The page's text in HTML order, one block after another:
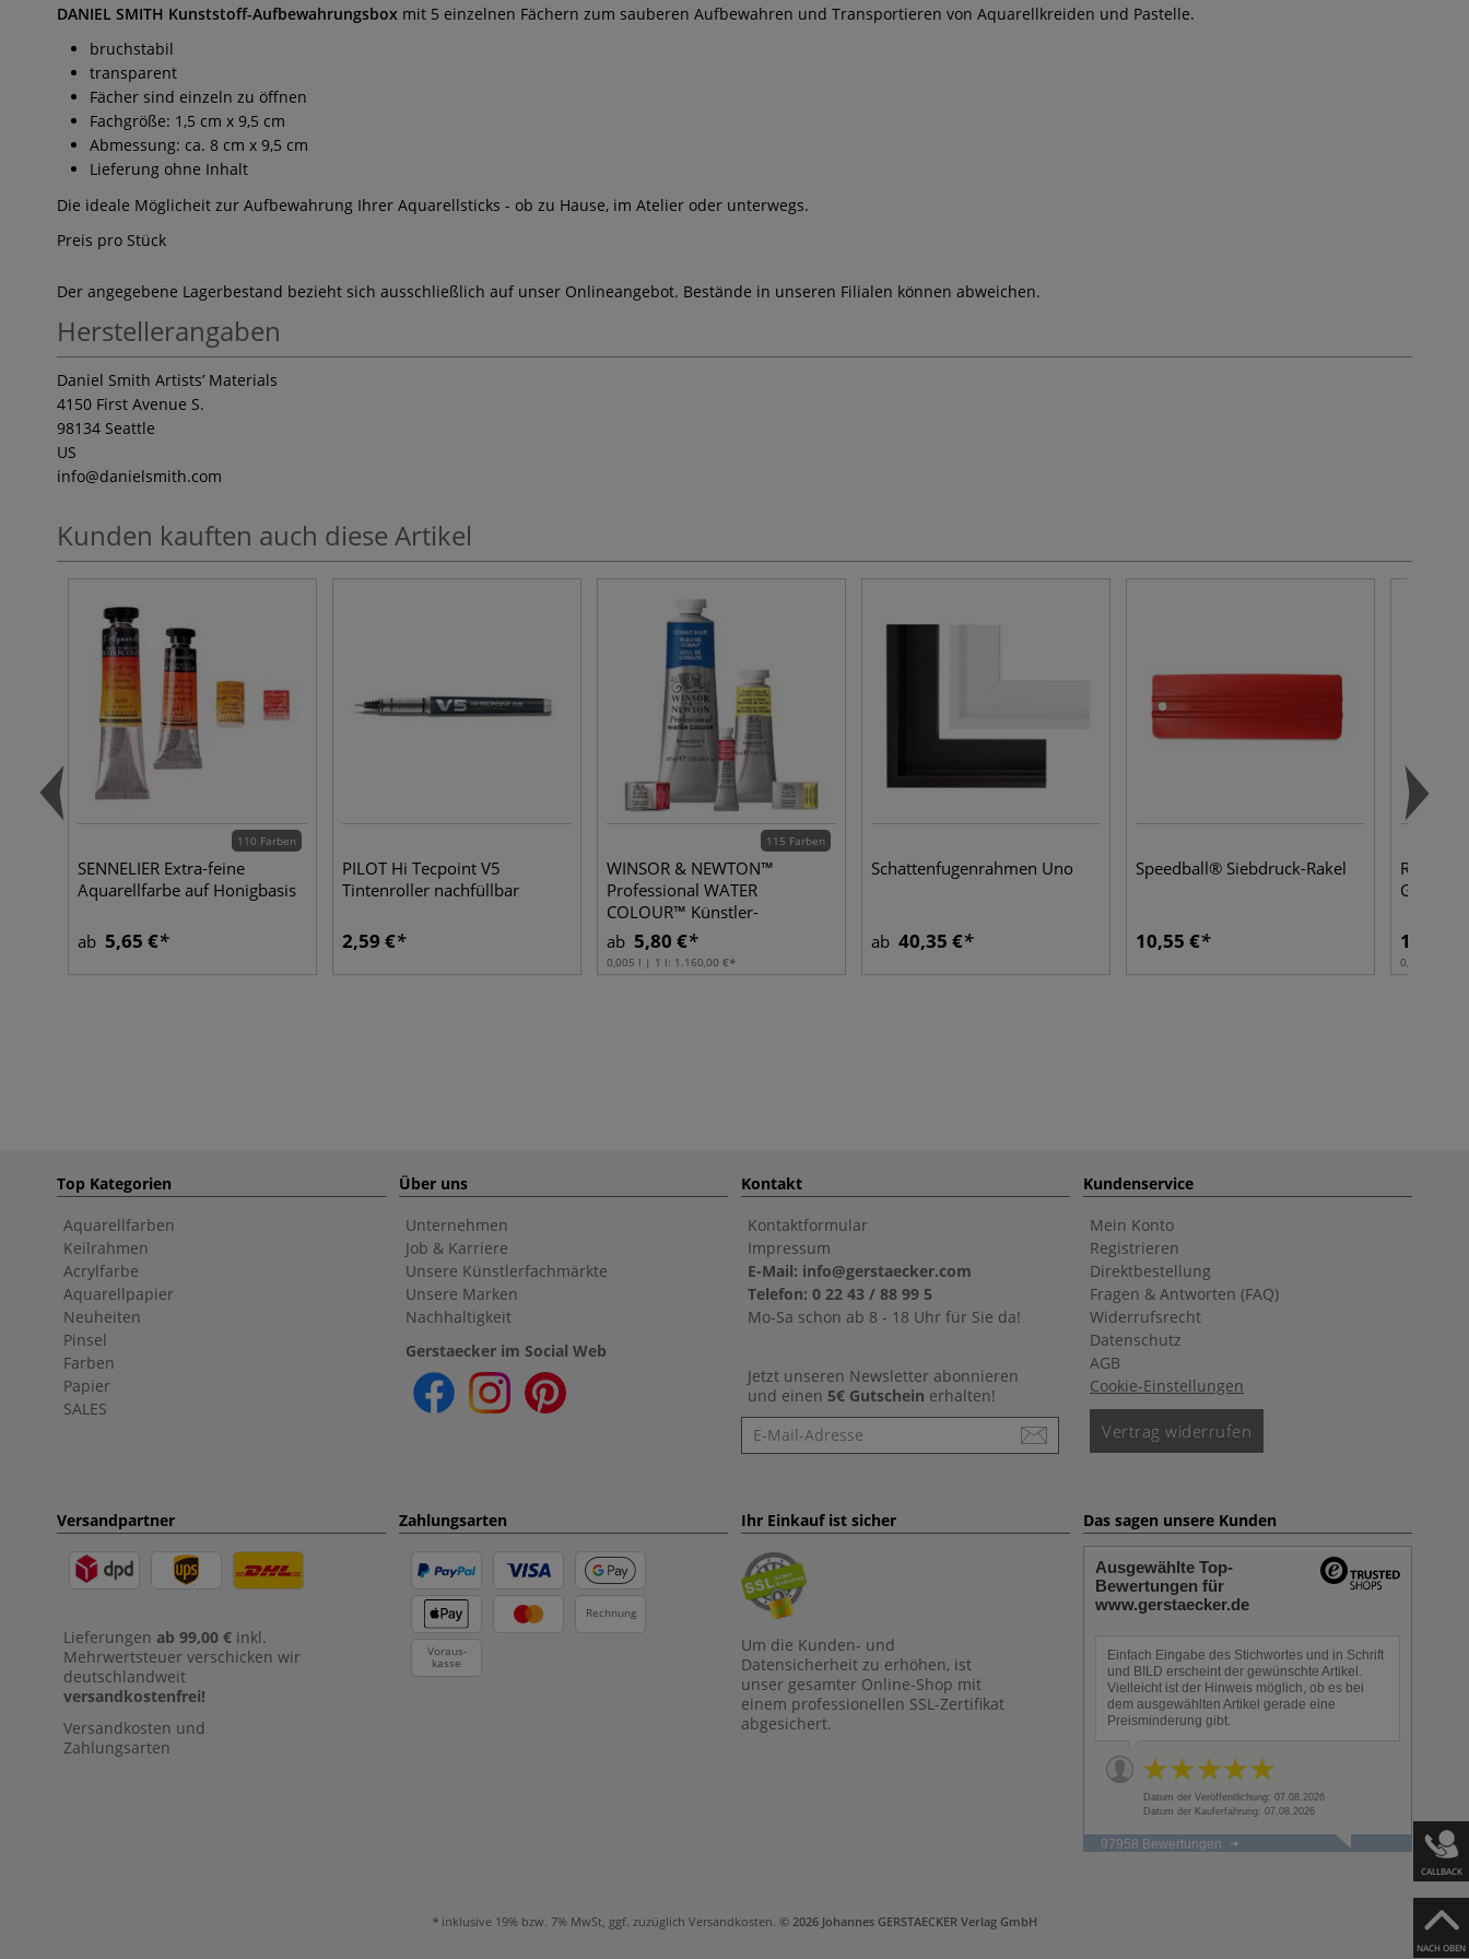
CALLBACK
NACH OBEN
DANIEL SMITH Kunststoff-Aufbewahrungsbox mit 5 einzelnen Fächern zum sauberen Aufbewahren und Transportieren von Aquarellkreiden und Pastelle.
bruchstabil
transparent
Fächer sind einzeln zu öffnen
Fachgröße: 1,5 cm x 9,5 cm
Abmessung: ca. 8 cm x 9,5 cm
Lieferung ohne Inhalt
Die ideale Möglicheit zur Aufbewahrung Ihrer Aquarellsticks - ob zu Hause, im Atelier oder unterwegs.
Preis pro Stück
Der angegebene Lagerbestand bezieht sich ausschließlich auf unser Onlineangebot. Bestände in unseren Filialen können abweichen.
Herstellerangaben
Daniel Smith Artists’ Materials
4150 First Avenue S.
98134 Seattle
US
info@danielsmith.com
Kunden kauften auch diese Artikel
110 Farben
SENNELIER Extra-feine
Aquarellfarbe auf Honigbasis
ab 5,65 €
PILOT Hi Tecpoint V5
Tintenroller nachfüllbar
2,59 €
115 Farben
WINSOR & NEWTON™
Professional WATER
COLOUR™ Künstler-
Aquarellfarbe, einzeln
ab 5,80 €
0,005 l | 1 l: 1.160,00 €
Schattenfugenrahmen Uno
ab 40,35 €
Speedball® Siebdruck-Rakel
10,55 €
R&F
Gesso
13,85 €
0,118 l | 1 l:
Top Kategorien
Aquarellfarben
Keilrahmen
Acrylfarbe
Aquarellpapier
Neuheiten
Pinsel
Farben
Papier
SALES
Über uns
Unternehmen
Job & Karriere
Unsere Künstlerfachmärkte
Unsere Marken
Nachhaltigkeit
Gerstaecker im Social Web
Kontakt
Kontaktformular
Impressum
E-Mail: info@gerstaecker.com
Telefon: 0 22 43 / 88 99 5
Mo-Sa schon ab 8 - 18 Uhr für Sie da!
Jetzt unseren Newsletter abonnieren
und einen 5€ Gutschein erhalten!
Newsletter
Kundenservice
Mein Konto
Registrieren
Direktbestellung
Fragen & Antworten (FAQ)
Widerrufsrecht
Datenschutz
AGB
Cookie-Einstellungen
Vertrag widerrufen
Versandpartner
Lieferungen ab 99,00 € inkl.
Mehrwertsteuer verschicken wir
deutschlandweit
versandkostenfrei!
Versandkosten und
Zahlungsarten
Zahlungsarten
Rechnung
Voraus-
kasse
Ihr Einkauf ist sicher
Um die Kunden- und
Datensicherheit zu erhöhen, ist
unser gesamter Online-Shop mit
einem professionellen SSL-Zertifikat
abgesichert.
Das sagen unsere Kunden
Ausgewählte Top-
Bewertungen für
www.gerstaecker.de
Einfach Eingabe des Stichwortes und in Schrift
und BILD erscheint der gewünschte Artikel.
Vielleicht ist der Hinweis möglich, ob es bei
dem ausgewählten Artikel gerade eine
Preisminderung gibt.
Datum der Veröffentlichung: 07.08.2026
Datum der Kauferfahrung: 07.08.2026
97958 Bewertungen
inklusive 19% bzw. 7% MwSt, ggf. zuzüglich Versandkosten. © 2026 Johannes GERSTAECKER Verlag GmbH